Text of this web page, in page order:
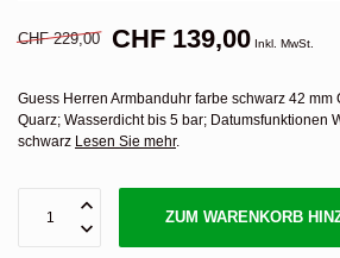
CHF 229,00 CHF 139,00 Inkl. MwSt.
Guess Herren Armbanduhr farbe schwarz 42 mm
Quarz; Wasserdicht bis 5 bar; Datumsfunktionen
schwarz Lesen Sie mehr.
ZUM WARENKORB